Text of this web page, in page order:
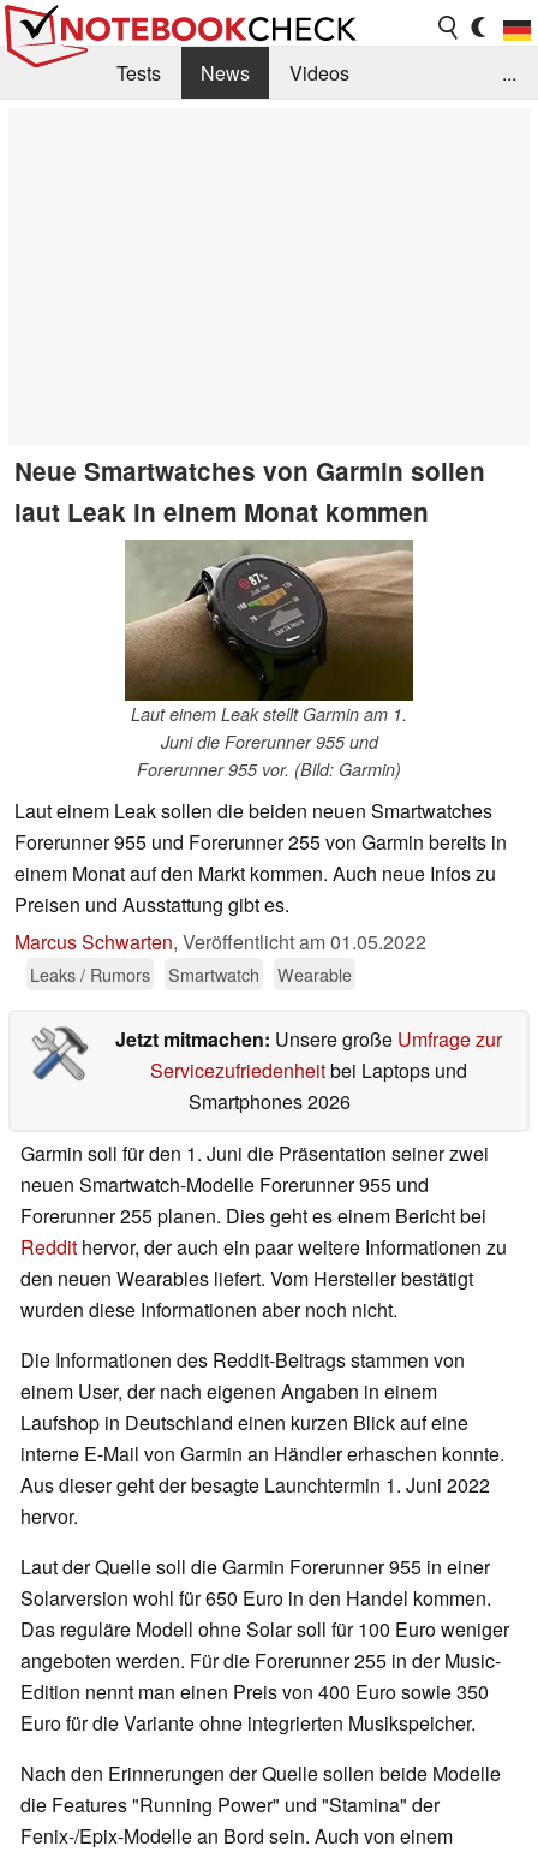
Tests News
Videos
...
Neue Smartwatches von Garmin sollen
laut Leak in einem Monat kommen
Laut einem Leak stellt Garmin am 1.
Juni die Forerunner 955 und
Forerunner 955 vor. (Bild: Garmin)
Laut einem Leak sollen die beiden neuen Smartwatches
Forerunner 955 und Forerunner 255 von Garmin bereits in
einem Monat auf den Markt kommen. Auch neue Infos zu
Preisen und Ausstattung gibt es.
Marcus Schwarten, Veröffentlicht am01.05.2022
Leaks / Rumors Smartwatch Wearable
Jetzt mitmachen: Unsere große Umfrage zur
Servicezufriedenheitbei Laptops und
Smartphones 2026
Garmin soll für den 1. Juni die Präsentation seiner zwei
neuen Smartwatch-Modelle Forerunner 955 und
Forerunner 255 planen. Dies geht es einem Bericht bei
Reddit hervor, der auch ein paar weitere Informationen zu
den neuen Wearables liefert. Vom Hersteller bestätigt
wurden diese Informationen aber noch nicht.
Die Informationen des Reddit-Beitrags stammen von
einem User, der nach eigenen Angaben in einem
Laufshop in Deutschland einen kurzen Blick auf eine
interne E-Mail von Garmin an Händler erhaschen konnte.
Aus dieser geht der besagte Launchtermin 1. Juni 2022
hervor.
Laut der Quelle soll die Garmin Forerunner 955 in einer
Solarversion wohl für 650 Euro in den Handel kommen.
Das reguläre Modell ohne Solar soll für 100 Euro weniger
angeboten werden. Für die Forerunner 255 in der Music-
Edition nennt man einen Preis von 400 Euro sowie 350
Euro für die Variante ohne integrierten Musikspeicher.
Nach den Erinnerungen der Quelle sollen beide Modelle
die Features "Running Power" und "Stamina" der
Fenix-/Epix-Modelle an Bord sein. Auch von einem